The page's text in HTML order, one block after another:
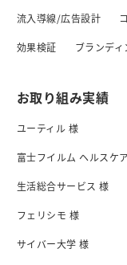
流入導線/広告設計
効果検証 ブランデ
お取り組み実績
ユーティル 様
富士フイルム ヘルスケ
生活総合サービス 様
フェリシモ 様
サイバー大学 様